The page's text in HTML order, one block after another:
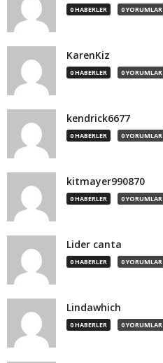
0 HABERLER 0 YORUMLAR
KarenKiz
0 HABERLER 0 YORUMLAR
kendrick6677
0 HABERLER 0 YORUMLAR
kitmayer990870
0 HABERLER 0 YORUMLAR
Lider canta
0 HABERLER 0 YORUMLAR
Lindawhich
0 HABERLER 0 YORUMLAR